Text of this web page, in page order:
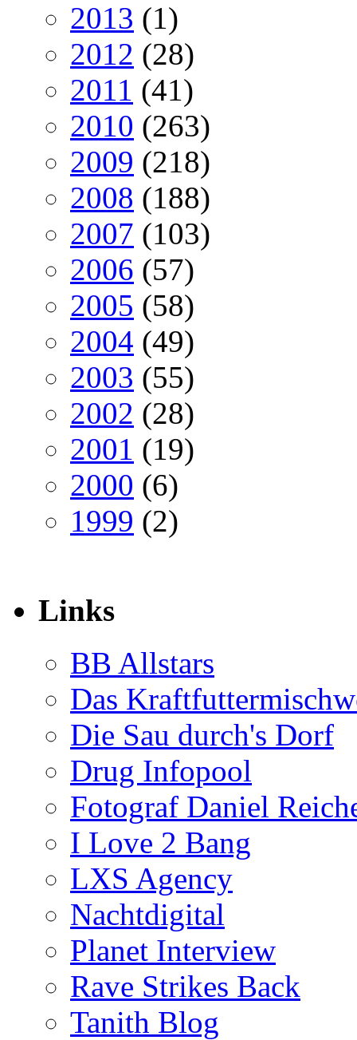
2013 (1)
2012 (28)
2011 (41)
2010 (263)
2009 (218)
2008 (188)
2007 (103)
2006 (57)
2005 (58)
2004 (49)
2003 (55)
2002 (28)
2001 (19)
2000 (6)
1999 (2)
Links
BB Allstars
Das
Die Sau durch's Dorf
Drug Infopool
Fotograf Daniel
I Love 2 Bang
LXS Agency
Nachtdigital
Planet Interview
Rave Strikes Back
Tanith Blog